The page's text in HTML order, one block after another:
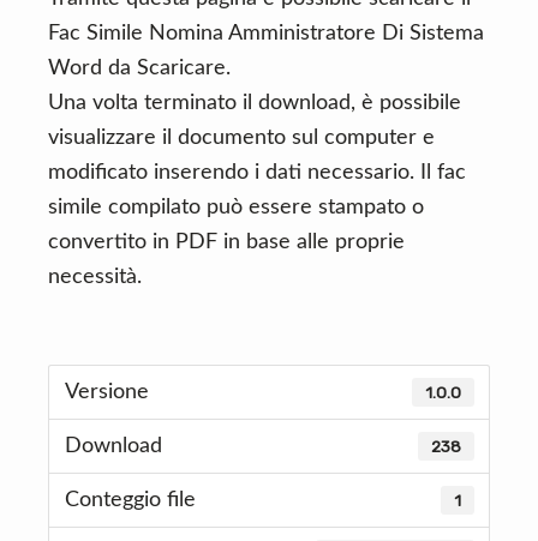
Fac Simile Nomina Amministratore Di Sistema
Word da Scaricare.
Una volta terminato il download, è possibile
visualizzare il documento sul computer e
modificato inserendo i dati necessario. Il fac
simile compilato può essere stampato o
convertito in PDF in base alle proprie
necessità.
Versione 1.0.0
Download 238
Conteggio file 1